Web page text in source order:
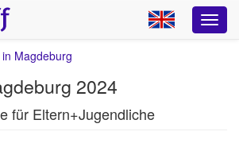
Magdeburg
2024
für Eltern+Jugendliche